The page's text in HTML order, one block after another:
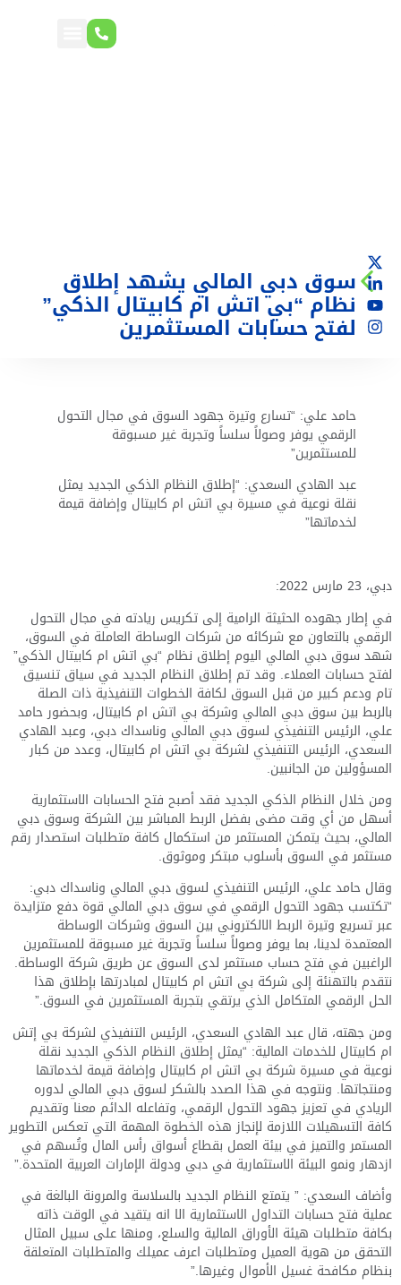
سوق دبي المالي يشهد إطلاق
نظام “بي اتش ام كابيتال الذكي”
لفتح حسابات المستثمرين
حامد علي: “تسارع وتيرة جهود السوق في مجال التحول
الرقمي يوفر وصولاً سلساً وتجربة غير مسبوقة
للمستثمرين”
عبد الهادي السعدي: “إطلاق النظام الذكي الجديد يمثل
نقلة نوعية في مسيرة بي اتش ام كابيتال وإضافة قيمة
لخدماتها”
دبي، 23 مارس 2022:
في إطار جهوده الحثيثة الرامية إلى تكريس ريادته في مجال التحول
الرقمي بالتعاون مع شركائه من شركات الوساطة العاملة في السوق،
شهد سوق دبي المالي اليوم إطلاق نظام “بي اتش ام كابيتال الذكي”
لفتح حسابات العملاء. وقد تم إطلاق النظام الجديد في سياق تنسيق
تام ودعم كبير من قبل السوق لكافة الخطوات التنفيذية ذات الصلة
بالربط بين سوق دبي المالي وشركة بي اتش ام كابيتال، وبحضور حامد
علي، الرئيس التنفيذي لسوق دبي المالي وناسداك دبي، وعبد الهادي
السعدي، الرئيس التنفيذي لشركة بي اتش ام كابيتال، وعدد من كبار
المسؤولين من الجانبين.
ومن خلال النظام الذكي الجديد فقد أصبح فتح الحسابات الاستثمارية
أسهل من أي وقت مضى بفضل الربط المباشر بين الشركة وسوق دبي
المالي، بحيث يتمكن المستثمر من استكمال كافة متطلبات استصدار رقم
مستثمر في السوق بأسلوب مبتكر وموثوق.
وقال حامد علي، الرئيس التنفيذي لسوق دبي المالي وناسداك دبي:
“تكتسب جهود التحول الرقمي في سوق دبي المالي قوة دفع متزايدة
عبر تسريع وتيرة الربط الالكتروني بين السوق وشركات الوساطة
المعتمدة لدينا، بما يوفر وصولاً سلساً وتجربة غير مسبوقة للمستثمرين
الراغبين في فتح حساب مستثمر لدى السوق عن طريق شركة الوساطة.
نتقدم بالتهنئة إلى شركة بي اتش ام كابيتال لمبادرتها بإطلاق هذا
الحل الرقمي المتكامل الذي يرتقي بتجربة المستثمرين في السوق.”
ومن جهته، قال عبد الهادي السعدي، الرئيس التنفيذي لشركة بي إتش
ام كابيتال للخدمات المالية: “يمثل إطلاق النظام الذكي الجديد نقلة
نوعية في مسيرة شركة بي اتش ام كابيتال وإضافة قيمة لخدماتها
ومنتجاتها. ونتوجه في هذا الصدد بالشكر لسوق دبي المالي لدوره
الريادي في تعزيز جهود التحول الرقمي، وتفاعله الدائم معنا وتقديم
كافة التسهيلات اللازمة لإنجاز هذه الخطوة المهمة التي تعكس التطوير
المستمر والتميز في بيئة العمل بقطاع أسواق رأس المال وتُسهم في
ازدهار ونمو البيئة الاستثمارية في دبي ودولة الإمارات العربية المتحدة.”
وأضاف السعدي: ” يتمتع النظام الجديد بالسلاسة والمرونة البالغة في
عملية فتح حسابات التداول الاستثمارية الا انه يتقيد في الوقت ذاته
بكافة متطلبات هيئة الأوراق المالية والسلع، ومنها على سبيل المثال
التحقق من هوية العميل ومتطلبات اعرف عميلك والمتطلبات المتعلقة
بنظام مكافحة غسيل الأموال وغيرها.”